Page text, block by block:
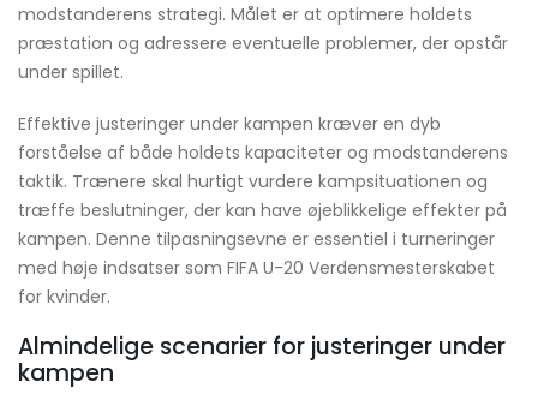
modstanderens strategi. Målet er at optimere holdets
præstation og adressere eventuelle problemer, der opstår
under spillet.
Effektive justeringer under kampen kræver en dyb
forståelse af både holdets kapaciteter og modstanderens
taktik. Trænere skal hurtigt vurdere kampsituationen og
træffe beslutninger, der kan have øjeblikkelige effekter på
kampen. Denne tilpasningsevne er essentiel i turneringer
med høje indsatser som FIFA U-20 Verdensmesterskabet
for kvinder.
Almindelige scenarier for justeringer under
kampen